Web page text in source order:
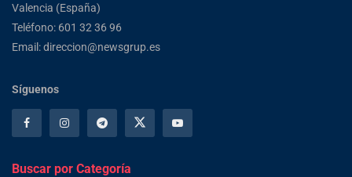
Valencia (España)
Teléfono: 601 32 36 96
Email: direccion@newsgrup.es
Síguenos
Buscar por Categoría